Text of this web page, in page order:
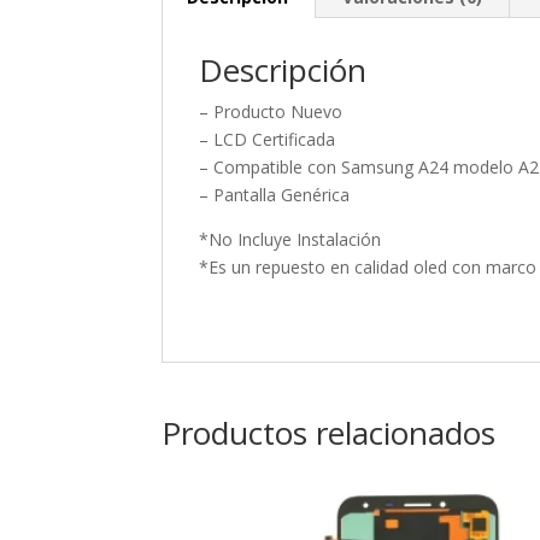
Descripción
– Producto Nuevo
– LCD Certificada
– Compatible con Samsung A24 modelo
– Pantalla Genérica
*No Incluye Instalación
*Es un repuesto en calidad oled con marco
Productos relacionados